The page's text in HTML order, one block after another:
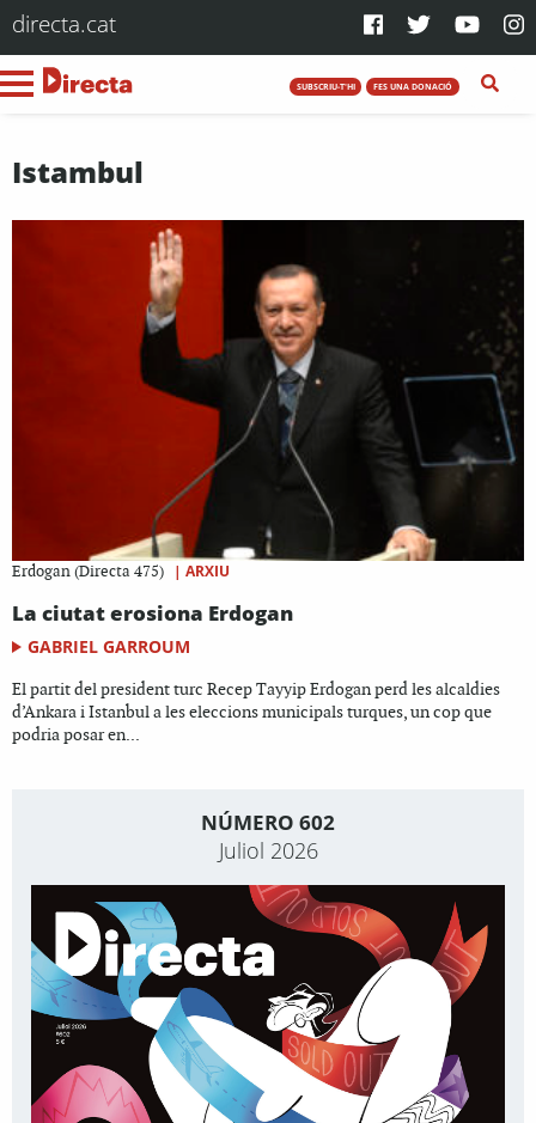
directa.cat
SUBSCRIU-T'HI FES UNA DONACIÓ
Istambul
Erdogan (Directa 475) | ARXIU
La ciutat erosiona Erdogan
GABRIEL GARROUM
El partit del president turc Recep Tayyip Erdogan perd les alcaldies
d’Ankara i Istanbul a les eleccions municipals turques, un cop que
podria posar en...
NÚMERO 602
Juliol 2026